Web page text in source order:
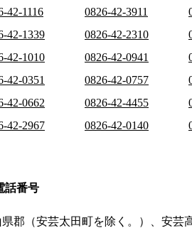
42-1116 0826-42-3911
42-1339 0826-42-2310
42-1010 0826-42-0941
42-0351 0826-42-0757
42-0662 0826-42-4455
42-2967 0826-42-0140
話番号
県郡（安芸太田町を除く。）、安芸